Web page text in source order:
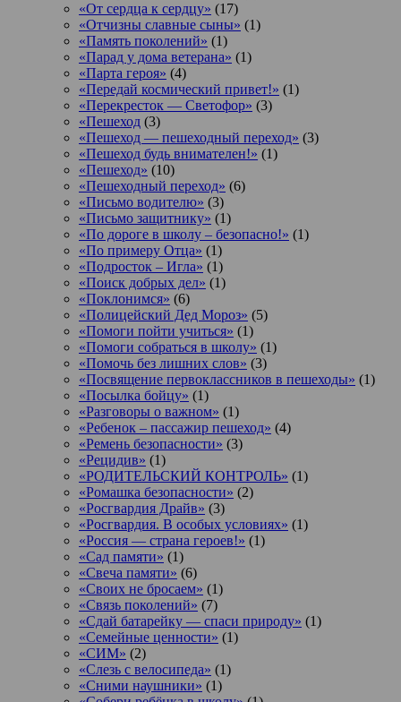
«От сердца к сердцу» (17)
«Отчизны славные сыны» (1)
«Память поколений» (1)
«Парад у дома ветерана» (1)
«Парта героя» (4)
«Передай космический привет!» (1)
«Перекресток — Светофор» (3)
«Пешеход (3)
«Пешеход — пешеходный переход» (3)
«Пешеход будь внимателен!» (1)
«Пешеход» (10)
«Пешеходный переход» (6)
«Письмо водителю» (3)
«Письмо защитнику» (1)
«По дороге в школу – безопасно!» (1)
«По примеру Отца» (1)
«Подросток ‒ Игла» (1)
«Поиск добрых дел» (1)
«Поклонимся» (6)
«Полицейский Дед Мороз» (5)
«Помоги пойти учиться» (1)
«Помоги собраться в школу» (1)
«Помочь без лишних слов» (3)
«Посвящение первоклассников в пешеходы» (1)
«Посылка бойцу» (1)
«Разговоры о важном» (1)
«Ребенок – пассажир пешеход» (4)
«Ремень безопасности» (3)
«Рецидив» (1)
«РОДИТЕЛЬСКИЙ КОНТРОЛЬ» (1)
«Ромашка безопасности» (2)
«Росгвардия Драйв» (3)
«Росгвардия. В особых условиях» (1)
«Россия — страна героев!» (1)
«Сад памяти» (1)
«Свеча памяти» (6)
«Своих не бросаем» (1)
«Связь поколений» (7)
«Сдай батарейку — спаси природу» (1)
«Семейные ценности» (1)
«СИМ» (2)
«Слезь с велосипеда» (1)
«Сними наушники» (1)